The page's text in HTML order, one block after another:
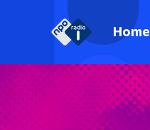
Home